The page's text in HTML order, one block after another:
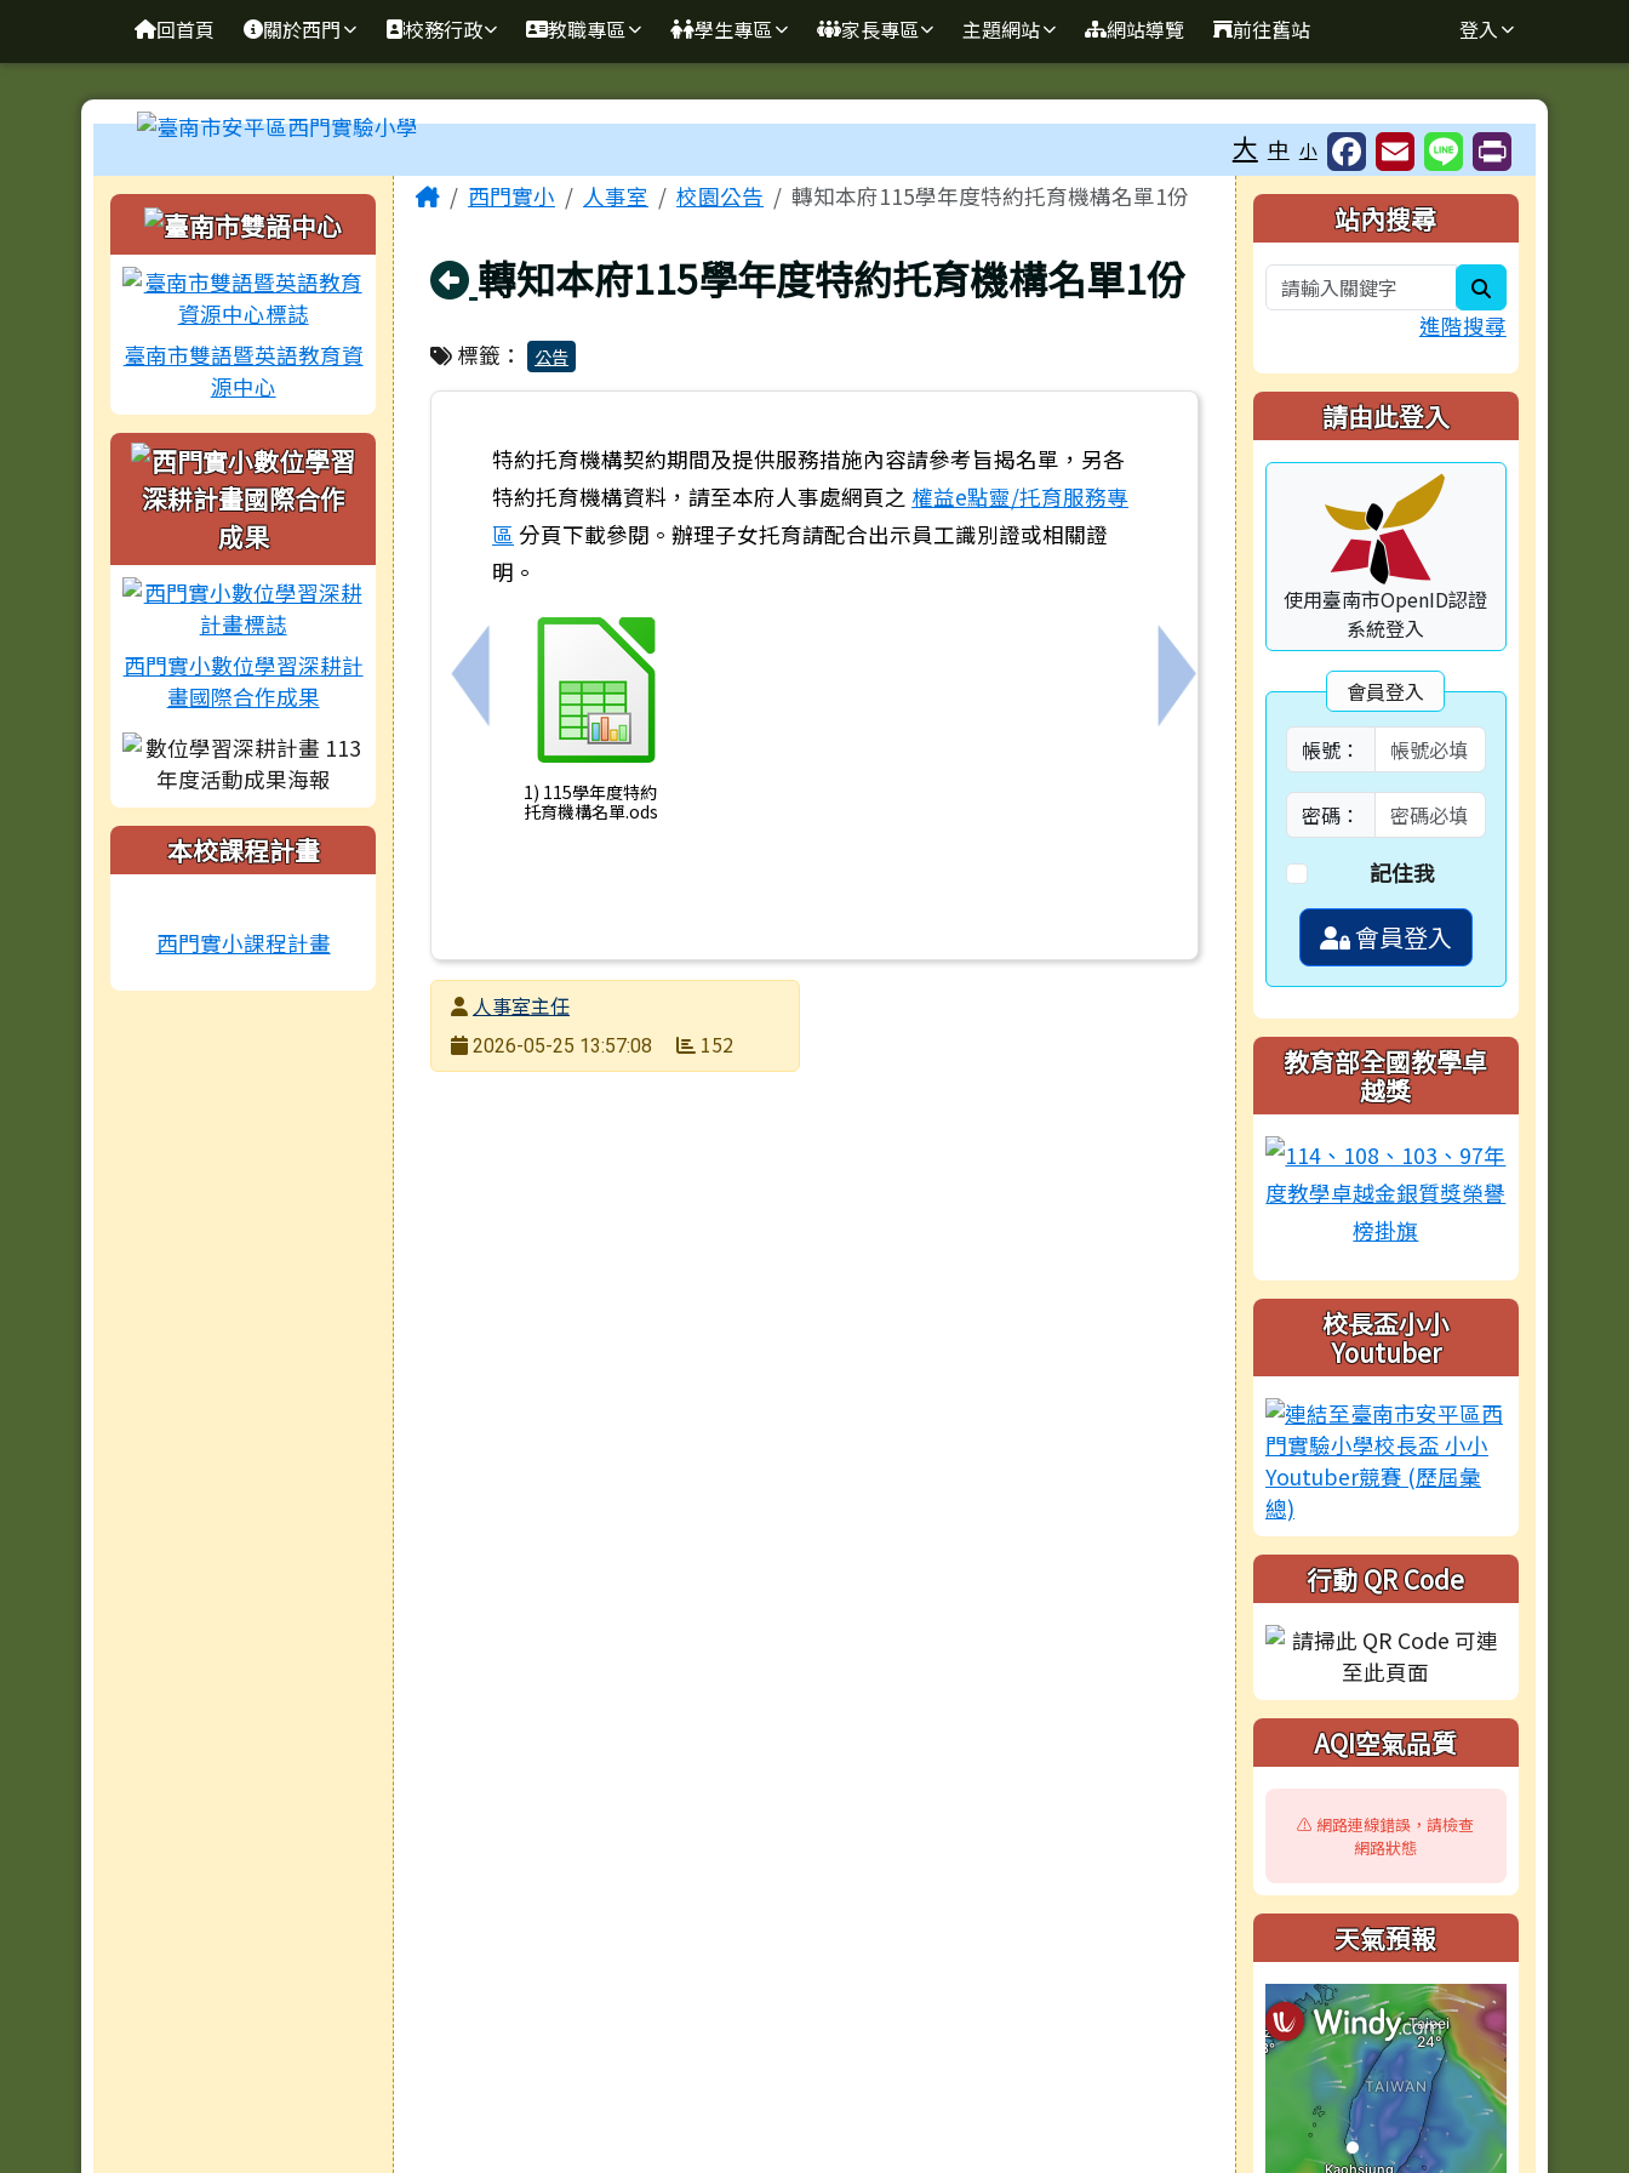
臺南市安平區西門實驗小學
回首頁 關於西門 校務行政 教職專區 學生專區 家長專區 主題網站 網站導覽 前往舊站 登入
工具列 大 中 小
左邊區域內容
臺南市雙語暨英語教育資
源中心
西門實小數位學習深耕計
畫國際合作成果
本校課程計畫
西門實小課程計畫
主內容區域
Home西門實小 人事室 校園公告 轉知本府115學年度特約托育機構名單1份
回上頁
轉知本府115學年度特約托育機構名單1份
標籤： 公告
上一筆：中華民國116年（西元2027年）政府行政機關辦公日曆表
特約托育機構契約期間及提供服務措施內容請參考旨揭名單，另各
特約托育機構資料，請至本府人事處網頁之 權益e點靈/托育服務專
區 分頁下載參閱。辦理子女托育請配合出示員工識別證或相關證
明。
1) 115學年度特約
托育機構名單.ods
下一筆：內政部115年「遇見心動時」單身聯
發布者人事室主任
發布日期
2026-05-25 13:57:08 152
右邊區域內容
站內搜尋
進階搜尋
請由此登入
使用臺南市OpenID認證
系統登入
會員登入
帳號：
密碼：
記住我
會員登入
教育部全國教學卓
越獎
校長盃小小
Youtuber
行動 QR Code
AQI空氣品質
⚠️ 網路連線錯誤，請檢查
網路狀態
天氣預報
頁尾區域